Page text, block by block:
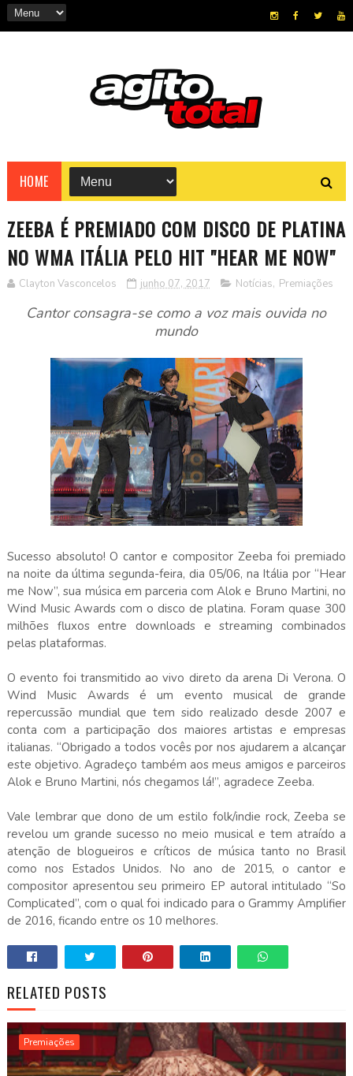
HOME
ZEEBA É PREMIADO COM DISCO DE PLATINA
NO WMA ITÁLIA PELO HIT "HEAR ME NOW"
Clayton Vasconcelos junho 07, 2017 Notícias, Premiações
Cantor consagra-se como a voz mais ouvida no
mundo
Sucesso absoluto! O cantor e compositor Zeeba foi premiado
na noite da última segunda-feira, dia 05/06, na Itália por “Hear
me Now”, sua música em parceria com Alok e Bruno Martini, no
Wind Music Awards com o disco de platina. Foram quase 300
milhões fluxos entre downloads e streaming combinados
pelas plataformas.
O evento foi transmitido ao vivo direto da arena Di Verona. O
Wind Music Awards é um evento musical de grande
repercussão mundial que tem sido realizado desde 2007 e
conta com a participação dos maiores artistas e empresas
italianas. “Obrigado a todos vocês por nos ajudarem a alcançar
este objetivo. Agradeço também aos meus amigos e parceiros
Alok e Bruno Martini, nós chegamos lá!”, agradece Zeeba.
Vale lembrar que dono de um estilo folk/indie rock, Zeeba se
revelou um grande sucesso no meio musical e tem atraído a
atenção de blogueiros e críticos de música tanto no Brasil
como nos Estados Unidos. No ano de 2015, o cantor e
compositor apresentou seu primeiro EP autoral intitulado “So
Complicated”, com o qual foi indicado para o Grammy Amplifier
de 2016, ficando entre os 10 melhores.
RELATED POSTS
Premiações